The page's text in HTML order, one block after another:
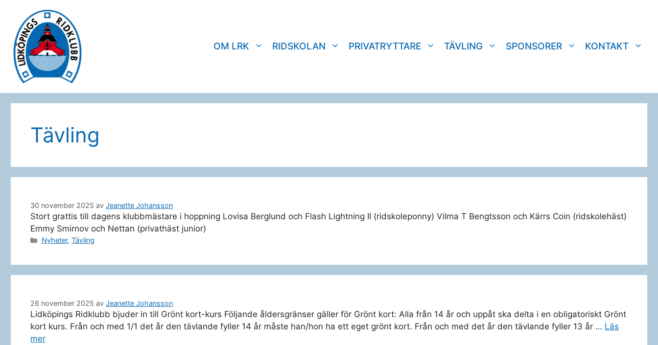
innehåll
OM LRK RIDSKOLAN PRIVATRYTTARE TÄVLING SPONSORER KONTAKT
Tävling
30 november 2025 av Jeanette Johansson
Stort grattis till dagens klubbmästare i hoppning Lovisa Berglund och Flash Lightning II (ridskoleponny) Vilma T Bengtsson och Kärrs Coin (ridskolehäst)
Emmy Smirnov och Nettan (privathäst junior)
Kategorier
Nyheter,Tävling
26 november 2025 av Jeanette Johansson
Lidköpings Ridklubb bjuder in till Grönt kort-kurs Följande åldersgränser gäller för Grönt kort: Alla från 14 år och uppåt ska delta i en obligatoriskt Grönt
kort kurs. Från och med 1/1 det år den tävlande fyller 14 år måste han/hon ha ett eget grönt kort. Från och med det år den tävlande fyller 13 år … Läs
mer